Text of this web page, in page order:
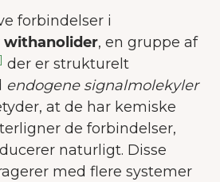
forbindelser i
withanolider, en gruppe af
der er strukturelt
endogene signalmolekyler
at de har kemiske
de forbindelser,
naturligt. Disse
med flere systemer